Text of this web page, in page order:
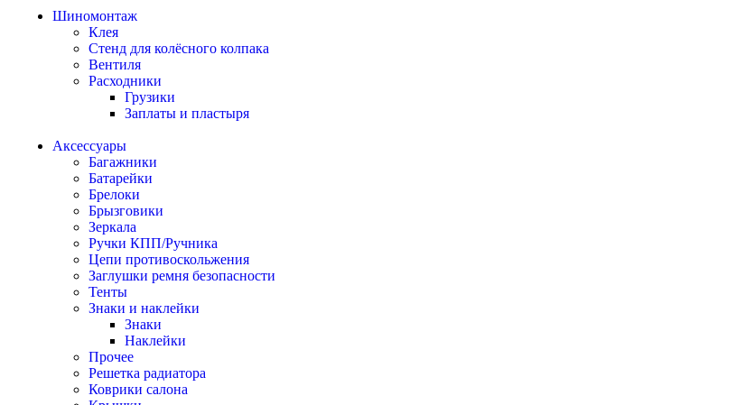
Шиномонтаж
Клея
Стенд для колёсного колпака
Вентиля
Расходники
Грузики
Заплаты и пластыря
Аксессуары
Багажники
Батарейки
Брелоки
Брызговики
Зеркала
Ручки КПП/Ручника
Цепи противоскольжения
Заглушки ремня безопасности
Тенты
Знаки и наклейки
Знаки
Наклейки
Прочее
Решетка радиатора
Коврики салона